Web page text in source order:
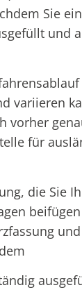
Sie
und
variieren
vorher
für
die Sie